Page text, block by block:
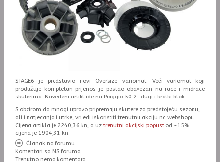
STAGE6 je predstavio novi Oversize variomat. Veći variomat koji
produžuje kompletan prijenos je postao obavezan na race i midrace
skuterima. Navedeni artikl ide na Piaggio 50 2T dugi i kratki blok...
S obzirom da mnogi upravo pripremaju skutere za predstojeću sezonu,
ali i natjecanja i utrke, vrijedi iskoristiti trenutnu akciju na webshopu.
Cijena artikla je 2240,36 kn, a uztrenutni akcijski popustod -15%
cijena je 1904,31 kn.
Članak na forumu
Komentari sa MS foruma
Trenutno nema komentara